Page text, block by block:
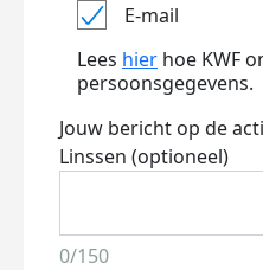
E-mail
Lees hier hoe KWF
persoonsgegevens.
Jouw bericht op de
Linssen (optioneel)
0/150